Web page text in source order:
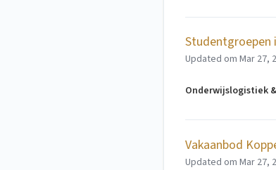
Studentgroepen
Updated om Mar 27,
Onderwijslogistiek
Vakaanbod
Updated om Mar 27,